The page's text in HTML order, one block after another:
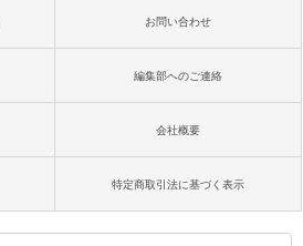
お問い合わせ
編集部へのご連絡
会社概要
特定商取引法に基づく表示